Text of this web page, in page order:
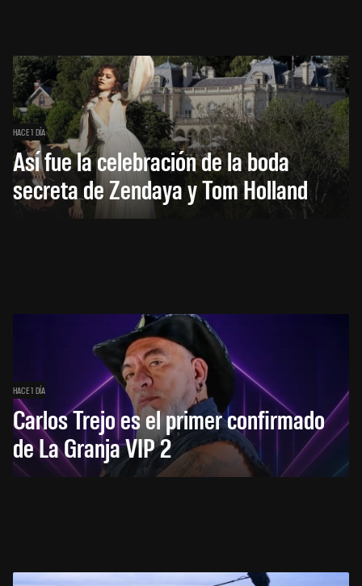
HACE 1 DÍA
Así fue la celebración de la boda
secreta de Zendaya y Tom Holland
HACE 1 DÍA
Carlos Trejo es el primer confirmado
de La Granja VIP 2